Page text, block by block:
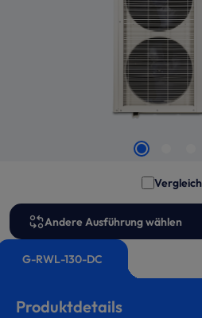
G-RWL-130-DC
Andere Ausführung wählen
Produktdetails